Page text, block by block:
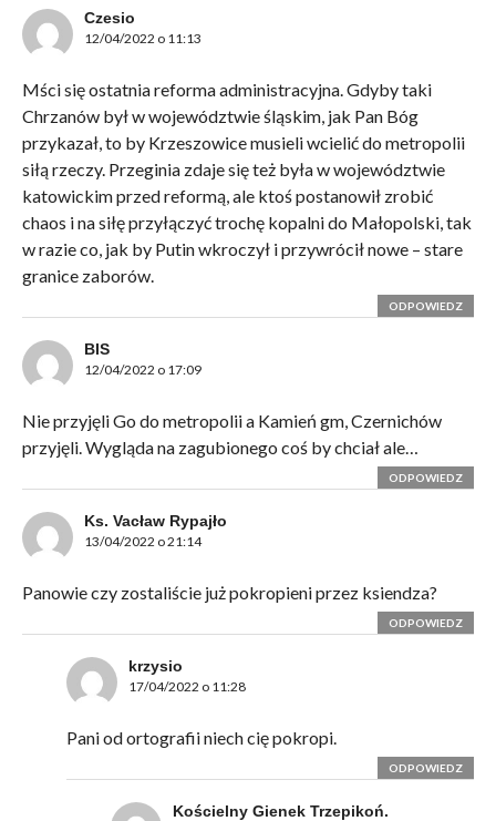
Czesio
12/04/2022 o 11:13
Mści się ostatnia reforma administracyjna. Gdyby taki
Chrzanów był w województwie śląskim, jak Pan Bóg
przykazał, to by Krzeszowice musieli wcielić do metropolii
siłą rzeczy. Przeginia zdaje się też była w województwie
katowickim przed reformą, ale ktoś postanowił zrobić
chaos i na siłę przyłączyć trochę kopalni do Małopolski, tak
w razie co, jak by Putin wkroczył i przywrócił nowe – stare
granice zaborów.
ODPOWIEDZ
BIS
12/04/2022 o 17:09
Nie przyjęli Go do metropolii a Kamień gm, Czernichów
przyjęli. Wygląda na zagubionego coś by chciał ale…
ODPOWIEDZ
Ks. Vacław Rypajło
13/04/2022 o 21:14
Panowie czy zostaliście już pokropieni przez ksiendza?
ODPOWIEDZ
krzysio
17/04/2022 o 11:28
Pani od ortografii niech cię pokropi.
ODPOWIEDZ
Kościelny Gienek Trzepikoń.